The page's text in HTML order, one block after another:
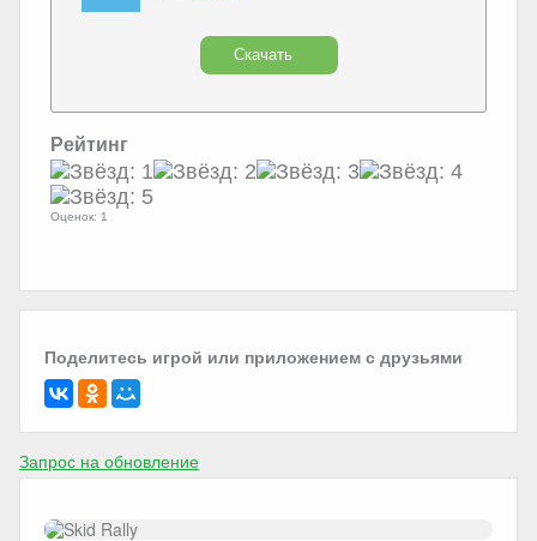
Скачать
Рейтинг
Оценок: 1
Поделитесь игрой или приложением с друзьями
Запрос на обновление